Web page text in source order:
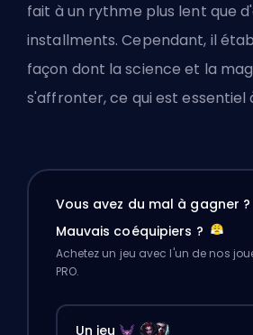
fait à un rythme plus lent que
installments. Cependant, il
façon dont la science et la
s'affronter, ce qui est essentiel
Vous avez du mal à gagner ?
Mauvais coéquipiers ?
Achetez un jeu avec l'un de nos
PRO.
Un jeu